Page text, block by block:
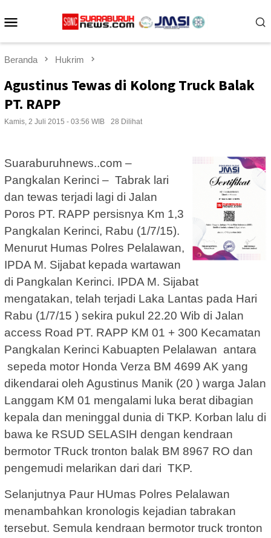
ke
Beranda Hukrim
Agustinus Tewas di Kolong Truck Balak
PT. RAPP
Kamis, 2 Juli 2015 - 03:56 WIB 28 Dilihat
Suaraburuhnews..com –
Pangkalan Kerinci – Tabrak lari
dan tewas terjadi lagi di Jalan
Poros PT. RAPP persisnya Km 1,3
Pangkalan Kerinci, Rabu (1/7/15).
Menurut Humas Polres Pelalawan,
IPDA M. Sijabat kepada wartawan
di Pangkalan Kerinci. IPDA M. Sijabat
mengatakan, telah terjadi Laka Lantas pada Hari
Rabu (1/7/15 ) sekira pukul 22.20 Wib di Jalan
access Road PT. RAPP KM 01 + 300 Kecamatan
Pangkalan Kerinci Kabuapten Pelalawan antara
sepeda motor Honda Verza BM 4699 AK yang
dikendarai oleh Agustinus Manik (20 ) warga Jalan
Langgam KM 01 mengalami luka berat dibagian
kepala dan meninggal dunia di TKP. Korban lalu di
bawa ke RSUD SELASIH dengan kendraan
bermotor TRuck tronton balak BM 8967 RO dan
pengemudi melarikan dari dari TKP.
Selanjutnya Paur HUmas Polres Pelalawan
menambahkan kronologis kejadian tabrakan
tersebut. Semula kendraan bermotor truck tronton